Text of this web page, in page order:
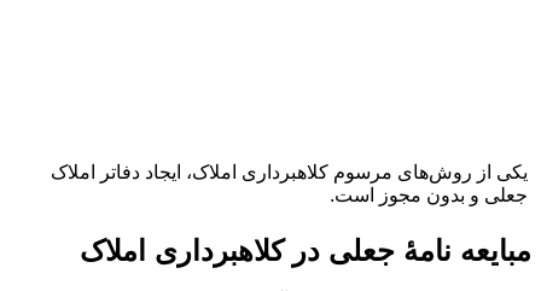
یکی از روش‌های مرسوم کلاهبرداری املاک، ایجاد دفاتر املاک
جعلی و بدون مجوز است.
مبایعه نامۀ جعلی در کلاهبرداری املاک